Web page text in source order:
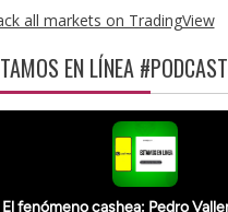
all markets on TradingView
EN LÍNEA #PODCAST